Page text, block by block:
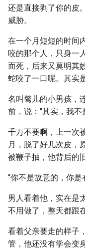
还是直接剥了你的皮
威胁。
在一个月短短的时间
咬的那个人，只身一
而死，后来又莫明其
蛇咬了一口呢。其实
名叫骜儿的小男孩，
前，说：“其实，我
千万不要啊，上一次
月，脱了好几次皮，
被鞭子抽，他背后的
“你不是故意的，你是
男人看着他，实在是
不用做了，整天都跟
看着父亲要走的样子
管，他还没有学会变